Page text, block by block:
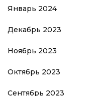
Январь 2024
Декабрь 2023
Ноябрь 2023
Октябрь 2023
Сентябрь 2023